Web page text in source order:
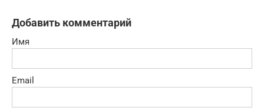
Добавить комментарий
Имя
Email